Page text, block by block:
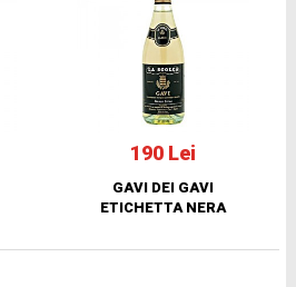
190 Lei
GAVI DEI GAVI
ETICHETTA NERA